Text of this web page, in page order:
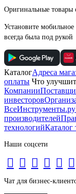
Оригинальные товары
Установите
всегда была под рукой
КаталогАдреса
оплаты Что
Компании
инвесторов
ВсеИнструменты.ру
производителей
технологийКаталог
Наши соцсети
Чат для бизнес-